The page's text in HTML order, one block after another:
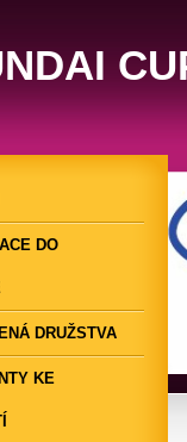
DO
DRUŽSTVA
KE